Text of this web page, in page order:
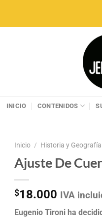
INICIO CONTENIDOS
Inicio / Historia y Geografía
Ajuste De
$18.000 IVA
Eugenio Tironi ha